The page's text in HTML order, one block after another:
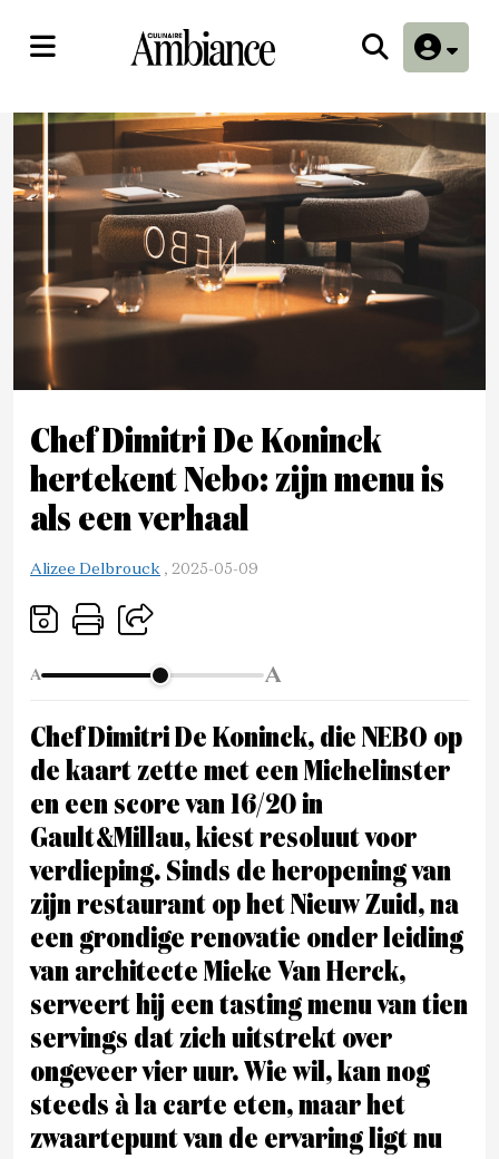
Chef Dimitri De Koninck
hertekent Nebo: zijn menu is
als een verhaal
Alizee Delbrouck , 2025-05-09
A A
Chef Dimitri De Koninck, die NEBO op
de kaart zette met een Michelinster
en een score van 16/20 in
Gault&Millau, kiest resoluut voor
verdieping. Sinds de heropening van
zijn restaurant op het Nieuw Zuid, na
een grondige renovatie onder leiding
van architecte Mieke Van Herck,
serveert hij een tasting menu van tien
servings dat zich uitstrekt over
ongeveer vier uur. Wie wil, kan nog
steeds à la carte eten, maar het
zwaartepunt van de ervaring ligt nu